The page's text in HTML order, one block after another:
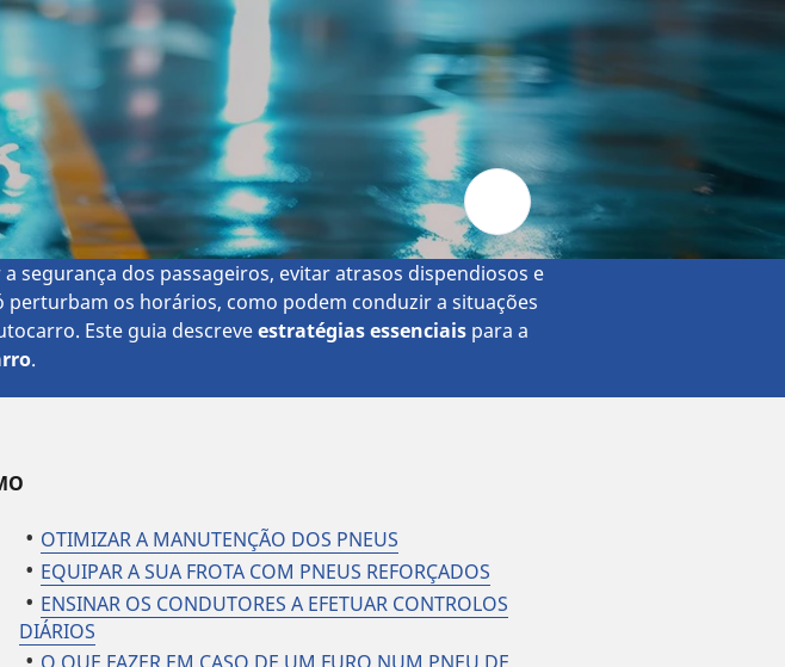
segurança dos passageiros, evitar atrasos dispendiosos e
os horários, como podem conduzir a situações
Este guia descreveestratégias essenciaispara a
.
OTIMIZAR A MANUTENÇÃO DOS PNEUS
EQUIPAR A SUA FROTA COM PNEUS REFORÇADOS
ENSINAR OS CONDUTORES A EFETUAR CONTROLOS
DIÁRIOS